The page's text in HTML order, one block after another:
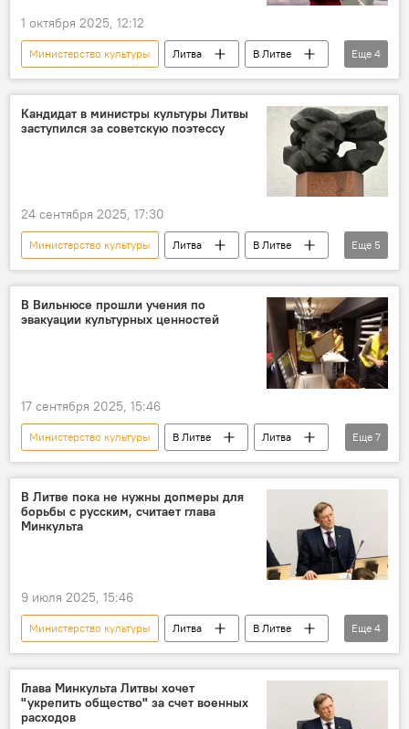
1 октября 2025, 12:12
Министерство культуры Литва
В Литве
Политика
политика
Формирование правительства Ругинене
Инга Ругинене
Еще 4
Кандидат в министры культуры Литвы
заступился за советскую поэтессу
24 сентября 2025, 17:30
Министерство культуры Литва
В Литве
Общество
общество
Саломея Нерис
Политика
политика
Еще 5
В Вильнюсе прошли учения по
эвакуации культурных ценностей
17 сентября 2025, 15:46
Министерство культуры В Литве
Литва
Вильнюс
Культура
Политика
Общество
эвакуация
учения
Еще 7
В Литве пока не нужны допмеры для
борьбы с русским, считает глава
Минкульта
9 июля 2025, 15:46
Министерство культуры Литва
В Литве
Общество
общество
Шарунас Бирутис
Еще 4
Глава Минкульта Литвы хочет
"укрепить общество" за счет военных
расходов